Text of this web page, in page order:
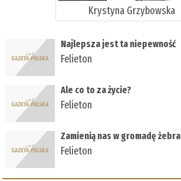
Krystyna Grzybowska
Najlepsza jest ta niepewność
Felieton
Ale co to za życie?
Felieton
Zamienią nas w gromadę
Felieton